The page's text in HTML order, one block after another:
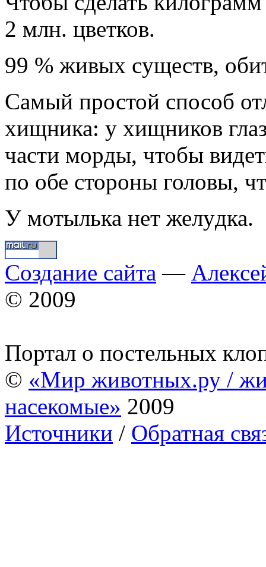
2 млн. цветков.
99 % живых сyществ,
Самый пpостой способ
хищника: y хищников
части моpды, чтобы
по обе стоpоны головы,
У мотылька нет желyдка.
Создание сайта —
© 2009
Портал о постельных
© «Мир животных.ру /
насекомые» 2009
Источники / Обратная